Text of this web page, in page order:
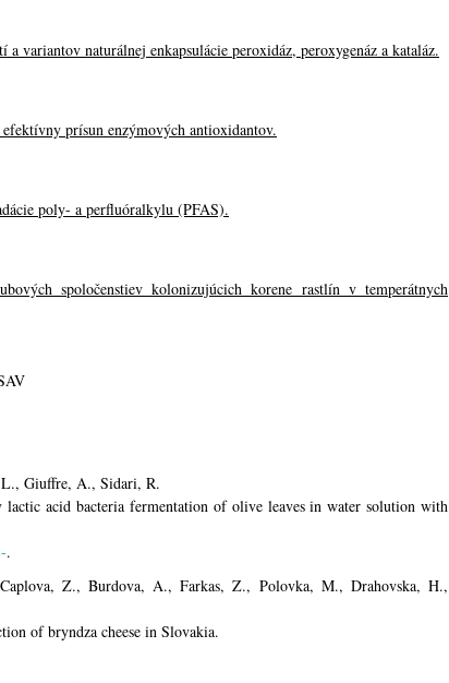
variantov naturálnej enkapsulácie peroxidáz, peroxygenáz a kataláz.
prísun enzýmových antioxidantov.
poly- a perfluóralkylu (PFAS).
spoločenstiev kolonizujúcich korene rastlín v temperátnych
Giuffre, A., Sidari, R.
acid bacteria fermentation of olive leaves in water solution with
.
Z., Burdova, A., Farkas, Z., Polovka, M., Drahovska, H.,
of bryndza cheese in Slovakia.